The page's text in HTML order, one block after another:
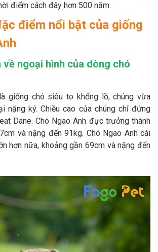
điểm cách đây hơn 500 năm.
điểm nổi bật của giống
về ngoại hình của dòng chó
là giống chó siêu to khổng lồ, chúng vừa
nặng ký. Chiều cao của chúng chỉ đứng
Dane. Chó Ngao Anh đực trưởng thành
và nặng đến 91kg. Chó Ngao Anh cái
hơn nữa, khoảng gần 69cm và nặng đến